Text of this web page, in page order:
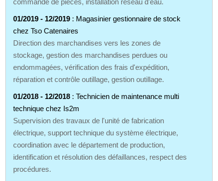
01/2019 - 12/2019 : Magasinier gestionnaire de stock
chez Tso Catenaires
Direction des marchandises vers les zones de
stockage, gestion des marchandises perdues ou
endommagées, vérification des frais d'expédition,
réparation et contrôle outillage, gestion outillage.
01/2018 - 12/2018 : Technicien de maintenance multi
technique chez Is2m
Supervision des travaux de l'unité de fabrication
électrique, support technique du système électrique,
coordination avec le département de production,
identification et résolution des défaillances, respect des
procédures.